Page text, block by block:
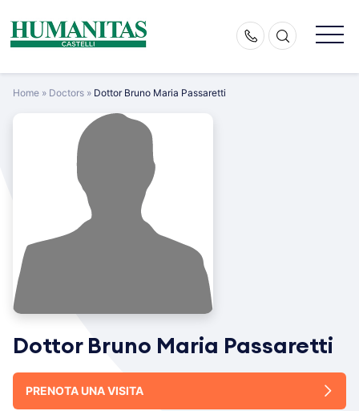
content
Home » Doctors » Dottor Bruno Maria Passaretti
Dottor Bruno Maria Passaretti
PRENOTA UNA VISITA